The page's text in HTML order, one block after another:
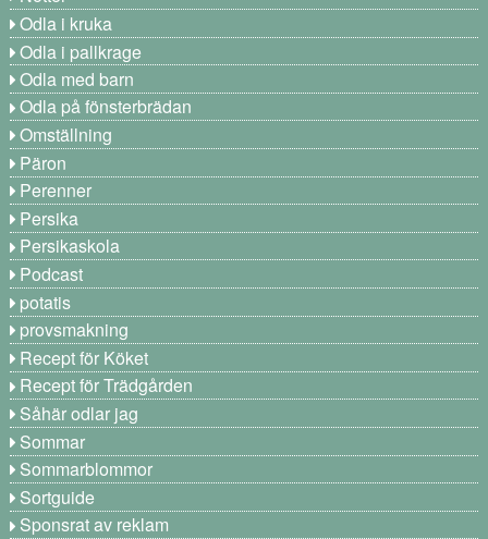
Odla i kruka
Odla i pallkrage
Odla med barn
Odla på fönsterbrädan
Omställning
Päron
Perenner
Persika
Persikaskola
Podcast
potatis
provsmakning
Recept för Köket
Recept för Trädgården
Såhär odlar jag
Sommar
Sommarblommor
Sortguide
Sponsrat av reklam